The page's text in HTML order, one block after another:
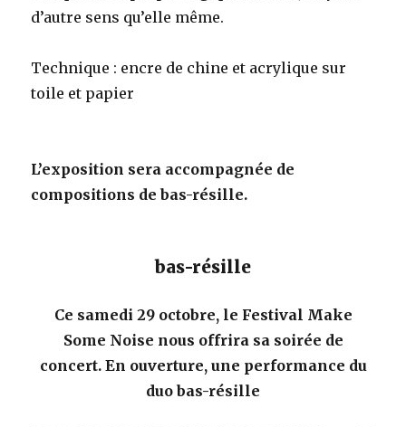
d’autre sens qu’elle même.
Technique : encre de chine et acrylique sur
toile et papier
L’exposition sera accompagnée de
compositions de bas-résille.
bas-résille
Ce samedi 29 octobre, le Festival Make
Some Noise nous offrira sa soirée de
concert. En ouverture, une performance du
duo bas-résille